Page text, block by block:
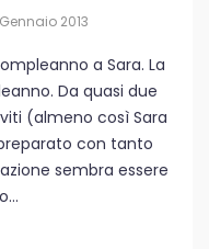
2013
a Sara. La
Da quasi due
(almeno così Sara
con tanto
sembra essere